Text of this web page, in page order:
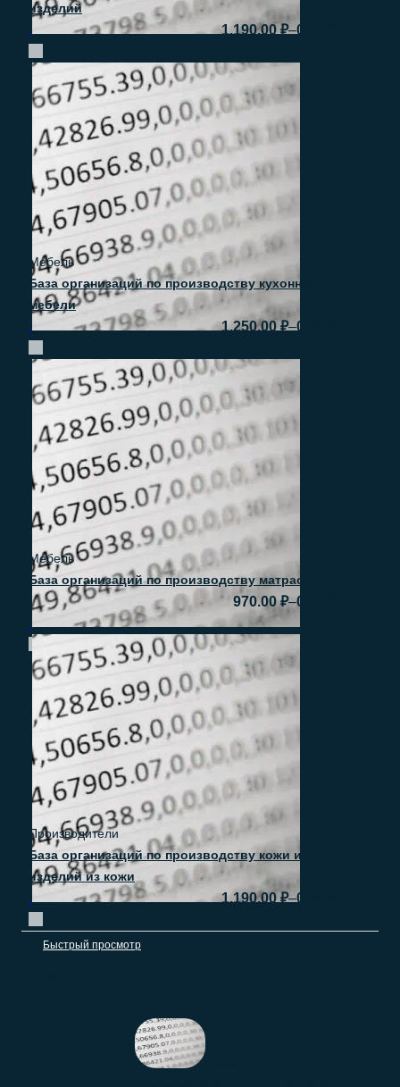
Быстрый просмотр
изделий
0.00
–
1.190.00 ₽
Быстрый просмотр
Мебель
База организаций по производству кухонной
мебели
0.00
–
1.250.00 ₽
Быстрый просмотр
Мебель
База организаций по производству матрасов
0.00
–
970.00₽
Быстрый просмотр
Производители
База организаций по производству кожи и
изделий из кожи
0.00
–
1.190.00 ₽